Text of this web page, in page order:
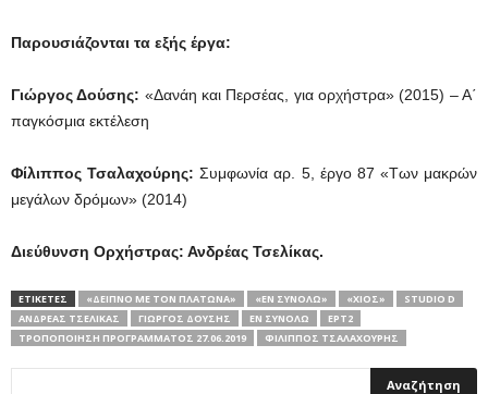
Παρουσιάζονται τα εξής έργα:
Γιώργος Δούσης: «Δανάη και Περσέας, για ορχήστρα» (2015) – Α΄
παγκόσμια εκτέλεση
Φίλιππος Τσαλαχούρης: Συμφωνία αρ. 5, έργο 87 «Των μακρών
μεγάλων δρόμων» (2014)
Διεύθυνση Ορχήστρας: Ανδρέας Τσελίκας.
ΕΤΙΚΕΤΕΣ «ΔΕΊΠΝΟ ΜΕ ΤΟΝ ΠΛΆΤΩΝΑ» «ΕΝ ΣΥΝΟΛΩ» «ΧΊΟΣ»
STUDIO D
ΑΝΔΡΈΑΣ ΤΣΕΛΊΚΑΣ
ΓΙΏΡΓΟΣ ΔΟΎΣΗΣ ΕΝ ΣΥΝΌΛΩ
ΕΡΤ2
ΤΡΟΠΟΠΟΊΗΣΗ ΠΡΟΓΡΆΜΜΑΤΟΣ 27.06.2019
ΦΊΛΙΠΠΟΣ ΤΣΑΛΑΧΟΎΡΗΣ